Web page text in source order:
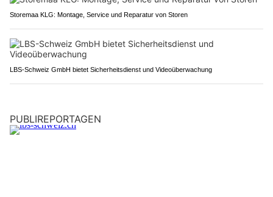
Storemaa KLG: Montage, Service und Reparatur von Storen
LBS-Schweiz GmbH bietet Sicherheitsdienst und Videoüberwachung
PUBLIREPORTAGEN